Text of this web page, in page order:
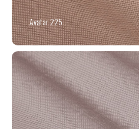
Avatar 225